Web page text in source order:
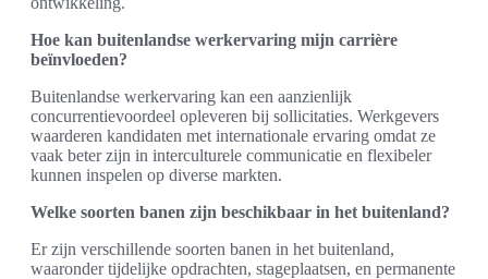
Hoe kan buitenlandse werkervaring mijn carrière
beïnvloeden?
Buitenlandse werkervaring kan een aanzienlijk
concurrentievoordeel opleveren bij sollicitaties. Werkgevers
waarderen kandidaten met internationale ervaring omdat ze
vaak beter zijn in interculturele communicatie en flexibeler
kunnen inspelen op diverse markten.
Welke soorten banen zijn beschikbaar in het buitenland?
Er zijn verschillende soorten banen in het buitenland,
waaronder tijdelijke opdrachten, stageplaatsen, en permanente